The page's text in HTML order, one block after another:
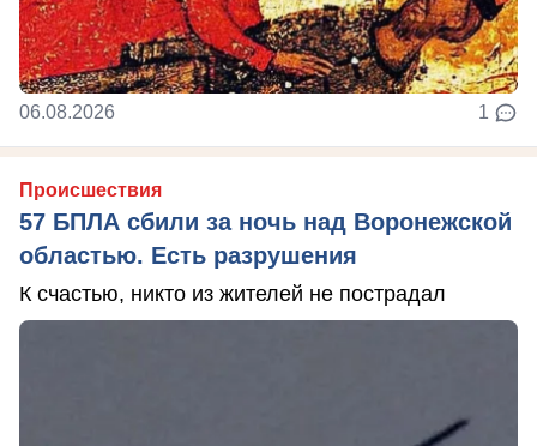
06.08.2026 1
Происшествия
57 БПЛА сбили за ночь над Воронежской
областью. Есть разрушения
К счастью, никто из жителей не пострадал